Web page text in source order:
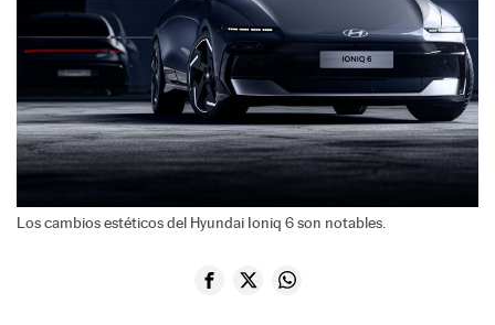
Los cambios estéticos del Hyundai Ioniq 6 son notables.